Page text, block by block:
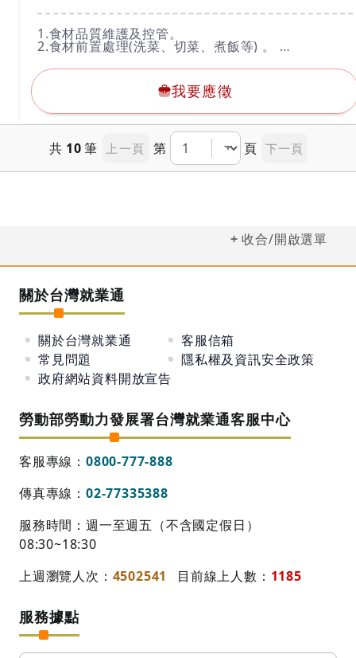
---------------------------------------
另有時數獎金
夜間津貼
工作內容
1.食材品質維護及控管。
2.食材前置處理(洗菜、切菜、煮飯等) 。
4.餐具清洗及設備保養。
5.維持工作區域乾淨整潔。
6.完成主管交辦事項。
新竹中正店- 300新竹市北區中正路264號
新竹經國店- 300新竹市香山區經國路三段39號
新竹光復店- 300新竹市東區光復路二段728號
新竹關新店- 300新竹市東區關新北路163號
新竹金山店-300新竹市東區金山十二街21號
我要應徵
我要應徵
共 10 筆 上一頁 第 頁 下一頁
收合/開啟選單
關於台灣就業通
關於台灣就業通
客服信箱
常見問題
隱私權及資訊安全政策
政府網站資料開放宣告
勞動部勞動力發展署台灣就業通客服中心
客服專線： 0800-777-888
傳真專線： 02-77335388
服務時間：週一至週五（不含國定假日）
08:30~18:30
上週瀏覽人次： 4502541 目前線上人數： 1185
服務據點